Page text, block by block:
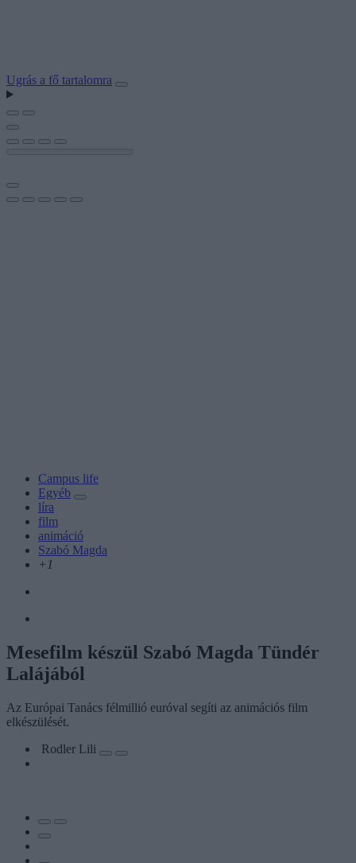
Ugrás a fő tartalomra
Campus life
Egyéb
líra
film
animáció
Szabó Magda
+1
Mesefilm készül Szabó Magda Tündér
Lalájából
Az Európai Tanács félmillió euróval segíti az animációs film
elkészülését.
Rodler Lili